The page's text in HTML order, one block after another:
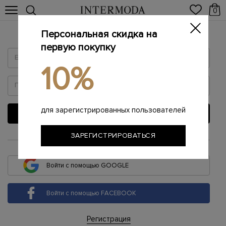
0
Войти
ВОЙТИ
или
Войти с помощью GOOGLE
Войти с помощью FACEBOOK
Регистрация
Персональная скидка на
первую покупку
10%
для зарегистрированных пользователей
ЗАРЕГИСТРИРОВАТЬСЯ